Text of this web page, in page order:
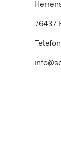
76437